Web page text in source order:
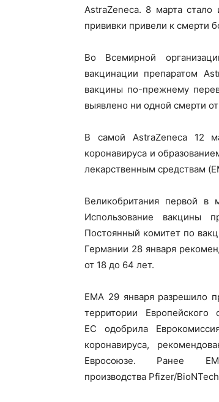
AstraZeneca. 8 марта стало
прививки привели к смерти
Во Всемирной
вакцинации препаратом
вакцины по-прежнему
выявлено ни одной смерти
В самой AstraZeneca 12
коронавируса и
лекарственным средствам
Великобритания первой в
Использование вакцины
Постоянный комитет по
Германии 28 января
от 18 до 64 лет.
EMA 29 января разрешило
территории
ЕС одобрила
коронавируса,
Евросоюзе. Ранее
производства Pfizer/